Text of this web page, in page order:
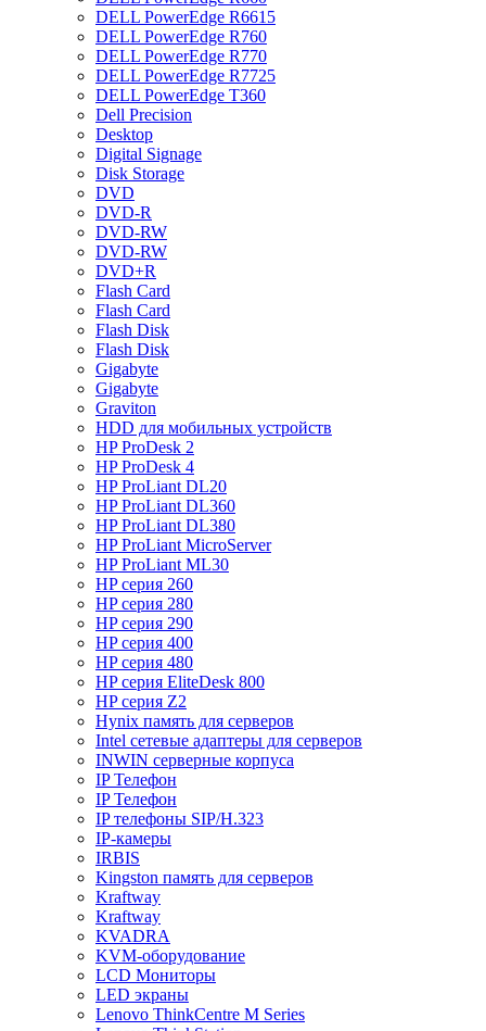
DELL PowerEdge R6615
DELL PowerEdge R760
DELL PowerEdge R770
DELL PowerEdge R7725
DELL PowerEdge T360
Dell Precision
Desktop
Digital Signage
Disk Storage
DVD
DVD-R
DVD-RW
DVD-RW
DVD+R
Flash Card
Flash Card
Flash Disk
Flash Disk
Gigabyte
Gigabyte
Graviton
HDD для мобильных устройств
HP ProDesk 2
HP ProDesk 4
HP ProLiant DL20
HP ProLiant DL360
HP ProLiant DL380
HP ProLiant MicroServer
HP ProLiant ML30
HP серия 260
HP серия 280
HP серия 290
HP серия 400
HP серия 480
HP серия EliteDesk 800
HP серия Z2
Hynix память для серверов
Intel сетевые адаптеры для серверов
INWIN серверные корпуса
IP Телефон
IP Телефон
IP телефоны SIP/H.323
IP-камеры
IRBIS
Kingston память для серверов
Kraftway
Kraftway
KVADRA
KVM-оборудование
LCD Мониторы
LED экраны
Lenovo ThinkCentre M Series